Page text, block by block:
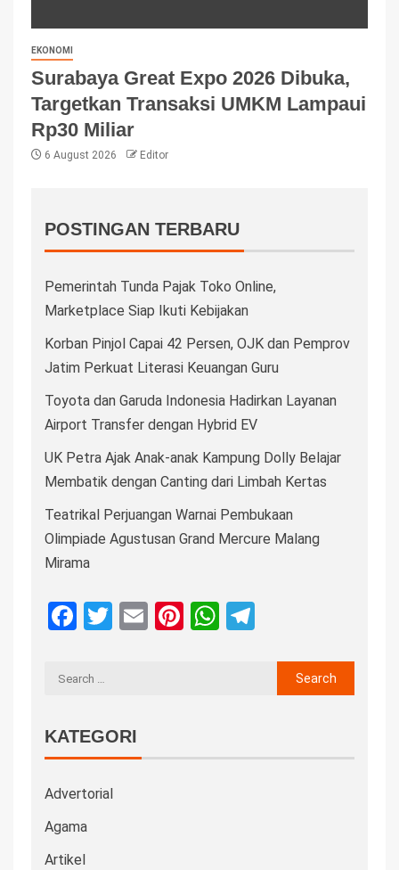
EKONOMI
Surabaya Great Expo 2026 Dibuka,
Targetkan Transaksi UMKM Lampaui
Rp30 Miliar
6 August 2026 Editor
POSTINGAN TERBARU
Pemerintah Tunda Pajak Toko Online,
Marketplace Siap Ikuti Kebijakan
Korban Pinjol Capai 42 Persen, OJK dan Pemprov
Jatim Perkuat Literasi Keuangan Guru
Toyota dan Garuda Indonesia Hadirkan Layanan
Airport Transfer dengan Hybrid EV
UK Petra Ajak Anak-anak Kampung Dolly Belajar
Membatik dengan Canting dari Limbah Kertas
Teatrikal Perjuangan Warnai Pembukaan
Olimpiade Agustusan Grand Mercure Malang
Mirama
Facebook
Twitter
EmailPinterest
WhatsApp
KATEGORI
Advertorial
Agama
Artikel